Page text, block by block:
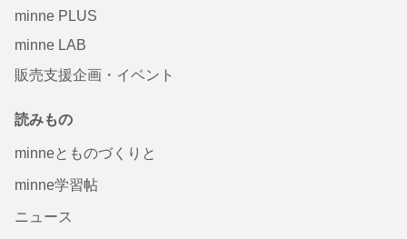
minne PLUS
minne LAB
販売支援企画・イベント
読みもの
minneとものづくりと
minne学習帖
ニュース